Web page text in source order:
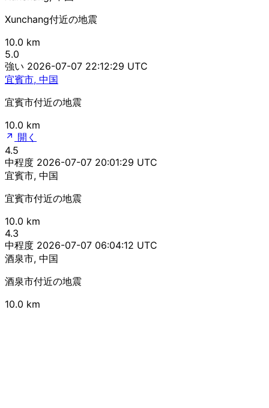
Xunchang付近の地震
10.0 km
5.0
強い 2026-07-07 22:12:29 UTC
宜賓市, 中国
宜賓市付近の地震
10.0 km
開く
4.5
中程度 2026-07-07 20:01:29 UTC
宜賓市, 中国
宜賓市付近の地震
10.0 km
4.3
中程度 2026-07-07 06:04:12 UTC
酒泉市, 中国
酒泉市付近の地震
10.0 km